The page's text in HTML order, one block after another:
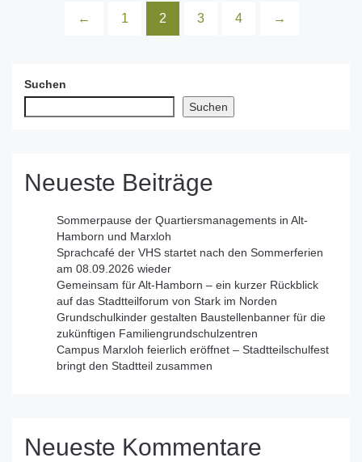
← 1 2 3 4 →
Suchen
Suchen
Neueste Beiträge
Sommerpause der Quartiersmanagements in Alt-
Hamborn und Marxloh
Sprachcafé der VHS startet nach den Sommerferien
am 08.09.2026 wieder
Gemeinsam für Alt-Hamborn – ein kurzer Rückblick
auf das Stadtteilforum von Stark im Norden
Grundschulkinder gestalten Baustellenbanner für die
zukünftigen Familiengrundschulzentren
Campus Marxloh feierlich eröffnet – Stadtteilschulfest
bringt den Stadtteil zusammen
Neueste Kommentare